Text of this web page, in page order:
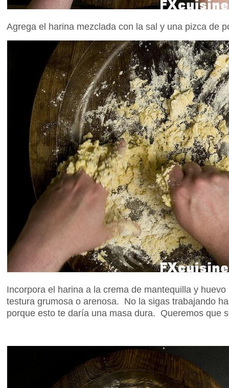
Agrega el harina mezclada con la sal y una pizca de
Incorpora el harina a la crema de mantequilla y
testura grumosa o arenosa. No la sigas trabajando
porque esto te daría una masa dura. Queremos que